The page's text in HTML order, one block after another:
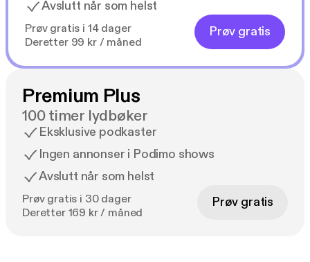
Avslutt når som helst
Prøv gratis i 14 dager
Deretter 99 kr / måned
Prøv gratis
Premium Plus
100 timer lydbøker
Eksklusive podkaster
Ingen annonser i Podimo shows
Avslutt når som helst
Prøv gratis i 30 dager
Deretter 169 kr / måned
Prøv gratis